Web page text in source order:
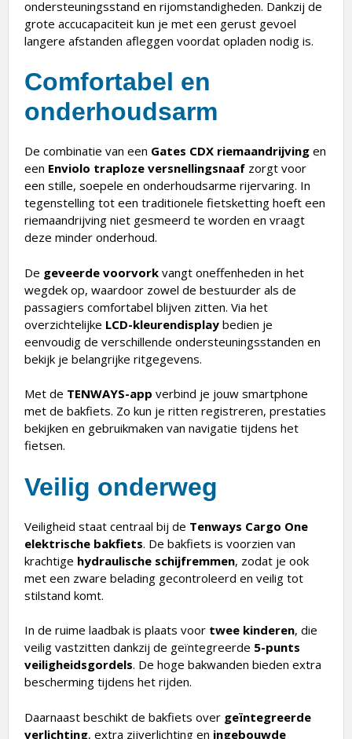
ondersteuningsstand en rijomstandigheden. Dankzij de
grote accucapaciteit kun je met een gerust gevoel
langere afstanden afleggen voordat opladen nodig is.
Comfortabel en
onderhoudsarm
De combinatie van een Gates CDX riemaandrijving en
een Enviolo traploze versnellingsnaaf zorgt voor
een stille, soepele en onderhoudsarme rijervaring. In
tegenstelling tot een traditionele fietsketting hoeft een
riemaandrijving niet gesmeerd te worden en vraagt
deze minder onderhoud.
De geveerde voorvork vangt oneffenheden in het
wegdek op, waardoor zowel de bestuurder als de
passagiers comfortabel blijven zitten. Via het
overzichtelijke LCD-kleurendisplay bedien je
eenvoudig de verschillende ondersteuningsstanden en
bekijk je belangrijke ritgegevens.
Met de TENWAYS-app verbind je jouw smartphone
met de bakfiets. Zo kun je ritten registreren, prestaties
bekijken en gebruikmaken van navigatie tijdens het
fietsen.
Veilig onderweg
Veiligheid staat centraal bij de Tenways Cargo One
elektrische bakfiets. De bakfiets is voorzien van
krachtige hydraulische schijfremmen, zodat je ook
met een zware belading gecontroleerd en veilig tot
stilstand komt.
In de ruime laadbak is plaats voor twee kinderen, die
veilig vastzitten dankzij de geïntegreerde 5-punts
veiligheidsgordels. De hoge bakwanden bieden extra
bescherming tijdens het rijden.
Daarnaast beschikt de bakfiets over geïntegreerde
verlichting, extra zijverlichting en ingebouwde